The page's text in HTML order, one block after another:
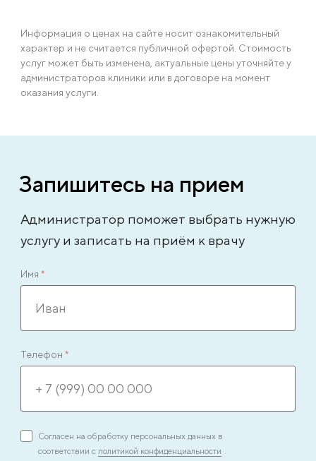
Информация о ценах на сайте носит ознакомительный
характер и не считается публичной офертой. Стоимость
услуг может быть изменена, актуальные цены уточняйте у
администраторов клиники или в договоре на момент
оказания услуги.
Запишитесь на прием
Администратор поможет выбрать нужную
услугу и записать на приём к врачу
Имя *
Телефон *
Согласен на обработку персональных данных в
соответствии с политикой конфиденциальности